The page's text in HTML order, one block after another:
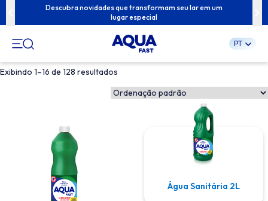
Pular
Descubra novidades que transformam seu lar em um
lugar especial
PT
Exibindo 1–16 de 128 resultados
Água Sanitária 2L